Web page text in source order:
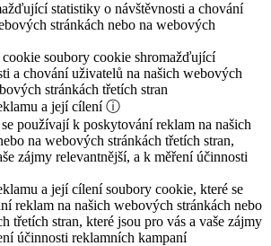
statistiky o návštěvnosti a chování
stránkách nebo na webových
soubory cookie shromažďující
a chování uživatelů na našich webových
stránkách třetích stran
a její cílení ⓘ
používají k poskytování reklam na našich
na webových stránkách třetích stran,
zájmy relevantnější, a k měření účinnosti
a její cílenísoubory cookie, které se
reklam na našich webových stránkách nebo
třetích stran, které jsou pro vás a vaše zájmy
účinnosti reklamních kampaní